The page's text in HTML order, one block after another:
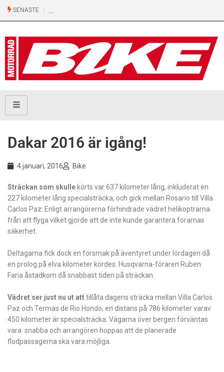
SENASTE
Dakar 2016 är igång!
4 januari, 2016 Bike
Sträckan som skulle körts var 637 kilometer lång, inkluderat en
227 kilometer lång specialsträcka, och gick mellan Rosario till Villa
Carlos Paz. Enligt arrangörerna förhindrade vädret helikoptrarna
från att flyga vilket gjorde att de inte kunde garantera förarnas
säkerhet.
Deltagarna fick dock en försmak på äventyret under lördagen då
en prolog på elva kilometer kördes. Husqvarna-föraren Ruben
Faria åstadkom då snabbast tiden på sträckan.
Vädret ser just nu ut atttillåta dagens sträcka mellan Villa Carlos
Paz och Termas de Rio Hondo, en distans på 786 kilometer varav
450 kilometer är specialsträcka. Vägarna över bergen förväntas
vara snabba och arrangören hoppas att de planerade
flodpassagerna ska vara möjliga.